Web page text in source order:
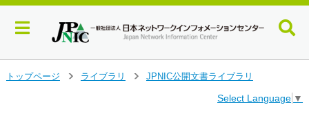
トップページ
ライブラリ
JPNIC公開文書ライブラリ
Select Language ▼